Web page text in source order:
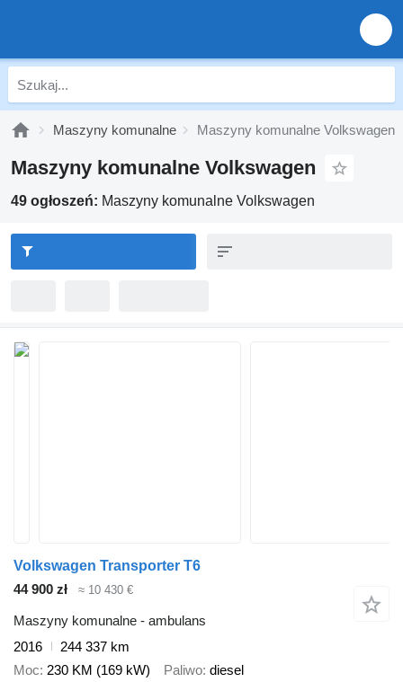
Maszyny komunalne Maszyny komunalne Volkswagen
Maszyny komunalne Volkswagen
49 ogłoszeń: Maszyny komunalne Volkswagen
Volkswagen Transporter T6
44 900 zł
≈ 10 430 €
Maszyny komunalne - ambulans
2016
244 337 km
Moc 230 KM (169 kW) Paliwo diesel